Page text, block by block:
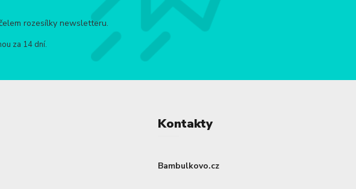
rozesílky newsletteru.
za 14 dní.
Kontakty
Bambulkovo.cz